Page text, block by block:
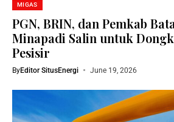
MIGAS
PGN, BRIN, dan Pemkab
Minapadi Salin untuk
Pesisir
ByEditor SitusEnergi June 19, 2026